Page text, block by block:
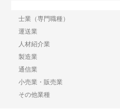
士業（専門職種）
運送業
人材紹介業
製造業
通信業
小売業・販売業
その他業種